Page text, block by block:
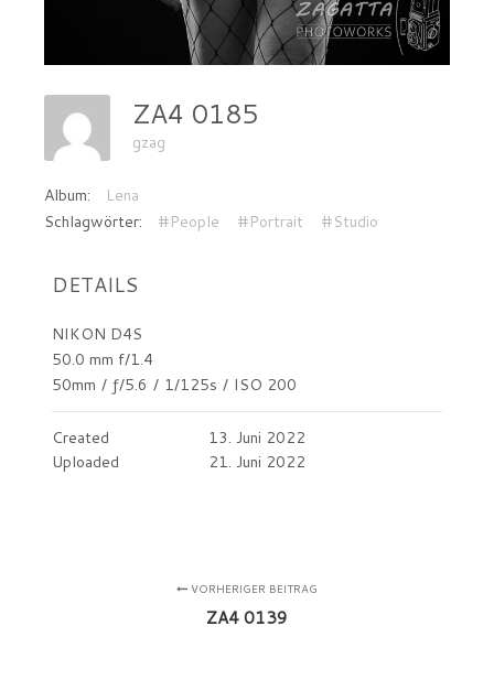
ZA4 0185
gzag
Album:
Lena
Schlagwörter:
#People #Portrait #Studio
DETAILS
NIKON D4S
50.0 mm f/1.4
50mm / ƒ/5.6 / 1/125s / ISO 200
Created
13. Juni 2022
Uploaded
21. Juni 2022
VORHERIGER BEITRAG
ZA4 0139